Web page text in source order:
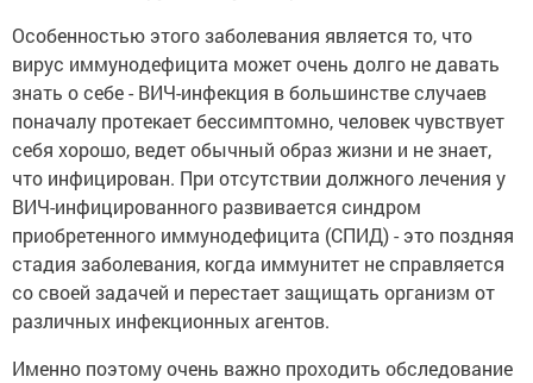
Особенностью этого заболевания является то, что
вирус иммунодефицита может очень долго не давать
знать о себе - ВИЧ-инфекция в большинстве случаев
поначалу протекает бессимптомно, человек чувствует
себя хорошо, ведет обычный образ жизни и не знает,
что инфицирован. При отсутствии должного лечения у
ВИЧ-инфицированного развивается синдром
приобретенного иммунодефицита (СПИД) - это поздняя
стадия заболевания, когда иммунитет не справляется
со своей задачей и перестает защищать организм от
различных инфекционных агентов.
Именно поэтому очень важно проходить обследование